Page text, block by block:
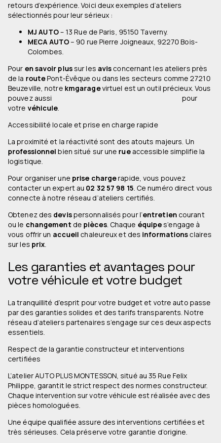
retours d’expérience. Voici deux exemples d’ateliers
sélectionnés pour leur sérieux :
MJ AUTO– 13 Rue de Paris, 95150 Taverny.
MECA AUTO– 90 rue Pierre Joigneaux, 92270 Bois-
Colombes.
Pour en savoir plussur les avisconcernant les ateliers près
de la routePont-Èvêque ou dans les secteurs comme 27210
Beuzeville, notre kmgaragevirtuel est un outil précieux. Vous
pouvez aussi
pour
votre véhicule.
Accessibilité locale et prise en charge rapide
La proximité et la réactivité sont des atouts majeurs. Un
professionnel bien situé sur une rueaccessible simplifie la
logistique.
Pour organiser une prise chargerapide, vous pouvez
contacter un expert au 02 32 57 98 15. Ce numéro direct vous
connecte à notre réseau d’ateliers certifiés.
Obtenez des devispersonnalisés pour l’entretien courant
ou le changement de pièces. Chaque équipes’engage à
vous offrir un accueil chaleureux et des informationsclaires
sur les prix.
Les garanties et avantages pour
votre véhicule et votre budget
La tranquillité d’esprit pour votre budget et votre auto passe
par des garanties solides et des tarifs transparents. Notre
réseau d’ateliers partenaires s’engage sur ces deux aspects
essentiels.
Respect de la garantie constructeur et interventions
certifiées
L’atelier AUTO PLUS MONTESSON, situé au 35 Rue Felix
Philippe, garantit le strict respect des normes constructeur.
Chaque intervention sur votre véhicule est réalisée avec des
pièces homologuées.
Une équipe qualifiée assure des interventions certifiées et
très sérieuses. Cela préserve votre garantie d’origine.